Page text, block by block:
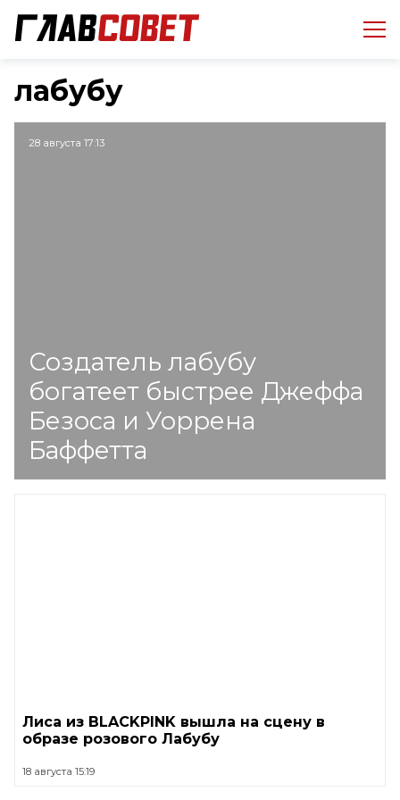
лабубу
28 августа 17:13
Создатель лабубу
богатеет быстрее Джеффа
Безоса и Уоррена
Баффетта
Лиса из BLACKPINK вышла на сцену в
образе розового Лабубу
18 августа 15:19